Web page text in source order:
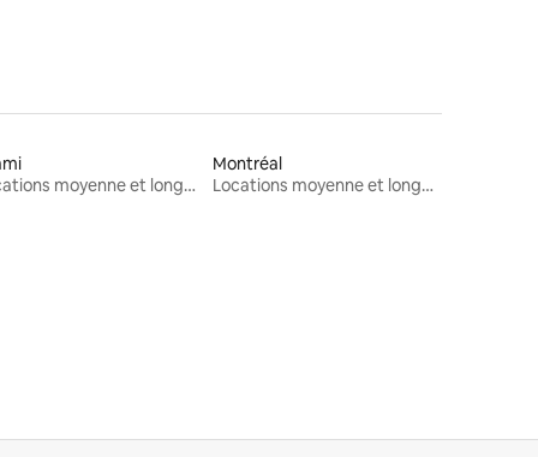
Locations moyenne et longue durée
Montréal
Locations moyenne et longue durée